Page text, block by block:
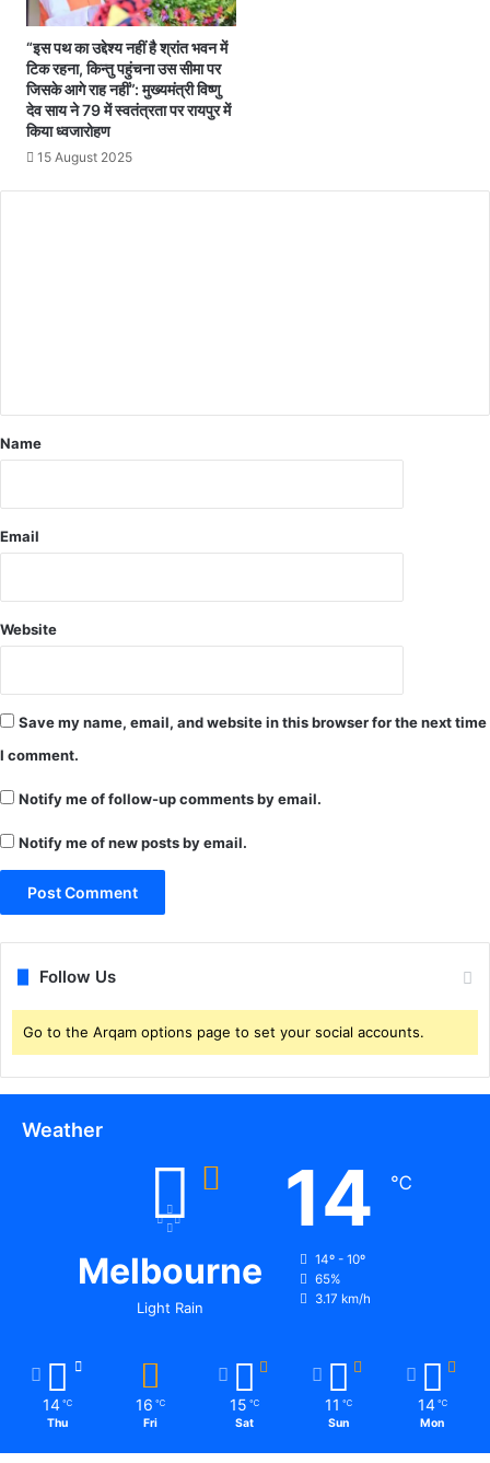
स
डी
डि
व
री
ई
स
चि
नि
बि
त
“इस पथ का उद्देश्य नहीं है श्रांत भवन में
टिक रहना, किन्तु पहुंचना उस सीमा पर
जिसके आगे राह नहीं”: मुख्यमंत्री विष्णु
देव साय ने 79 में स्वतंत्रता पर रायपुर में
किया ध्वजारोहण
15 August 2025
Name
Email
Website
Save my name, email, and website in this browser for the next time
I comment.
Notify me of follow-up comments by email.
Notify me of new posts by email.
Follow Us
Go to the Arqam options page to set your social accounts.
Weather
Melbourne
Light Rain
14 ℃
14º - 10º
65%
3.17 km/h
14 ℃
Thu
16 ℃
Fri
15 ℃
Sat
11 ℃
Sun
14 ℃
Mon